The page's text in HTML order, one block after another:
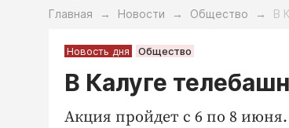
Главная → Новости → Общество → В
Новость дня Общество
В Калуге
Акция пройдет с 6 по 8 июня.